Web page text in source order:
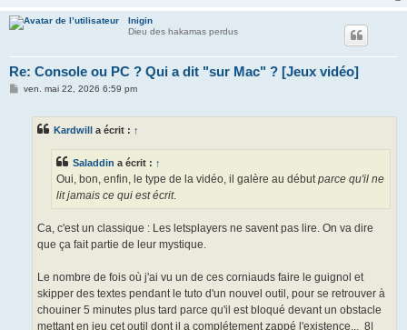
Inigin
Dieu des hakamas perdus
Re: Console ou PC ? Qui a dit "sur Mac" ? [Jeux vidéo]
Mven. mai 22, 2026 6:59 pm
Kardwill a écrit : ↑
Saladdin a écrit : ↑
Oui, bon, enfin, le type de la vidéo, il galère au débutparce qu'il ne
lit jamais ce qui est écrit.
Ca, c'est un classique : Les letsplayers ne savent pas lire. On va dire
que ça fait partie de leur mystique.
Le nombre de fois où j'ai vu un de ces corniauds faire le guignol et
skipper des textes pendant le tuto d'un nouvel outil, pour se retrouver à
chouiner 5 minutes plus tard parce qu'il est bloqué devant un obstacle
mettant en jeu cet outil dont il a complétement zappé l'existence... 8|